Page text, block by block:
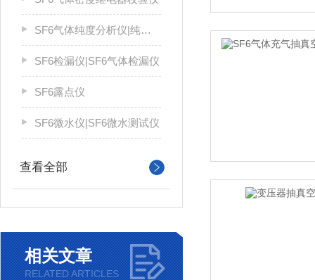
SF6气体纯度分析仪|纯度仪
SF6检漏仪|SF6气体检漏仪
SF6露点仪
SF6微水仪|SF6微水测试仪
查看全部
相关文章
RELATED ARTICLES